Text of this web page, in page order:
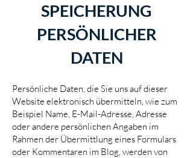
SPEICHERUNG
PERSÖNLICHER
DATEN
Persönliche Daten, die Sie uns auf dieser
Website elektronisch übermitteln, wie zum
Beispiel Name, E-Mail-Adresse, Adresse
oder andere persönlichen Angaben im
Rahmen der Übermittlung eines Formulars
oder Kommentaren im Blog, werden von